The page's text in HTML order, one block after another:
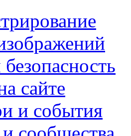
сайте
и события